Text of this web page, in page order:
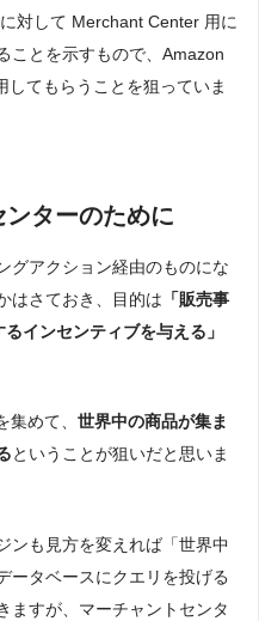
対して Merchant Center 用に
ことを示すもので、Amazon
てもらうことを狙っていま
ターのために
グアクション経由のものにな
はさておき、目的は 「販売事
インセンティブを与える」
めて、 世界中の商品が集ま
ということが狙いだと思いま
ンも見方を変えれば「世界中
ータベースにクエリを投げる
ますが、マーチャントセンタ